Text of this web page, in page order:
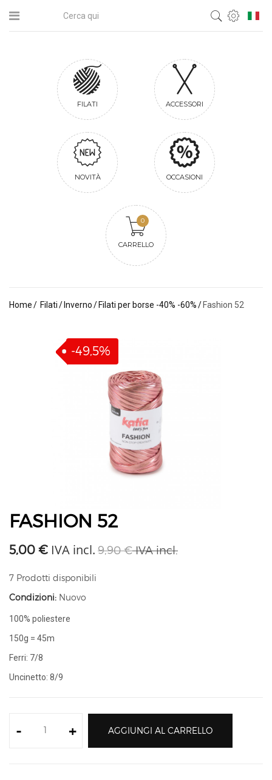
FILATI ACCESSORI
NOVITÀ OCCASIONI
CARRELLO
0
Home Filati Inverno Filati per borse -40% -60% Fashion 52
-49,5%
FASHION 52
5,00 € IVA incl. 9,90 €IVA incl.
7 Prodotti disponibili
Condizioni: Nuovo
100% poliestere
150g = 45m
Ferri: 7/8
Uncinetto: 8/9
- + AGGIUNGI AL CARRELLO